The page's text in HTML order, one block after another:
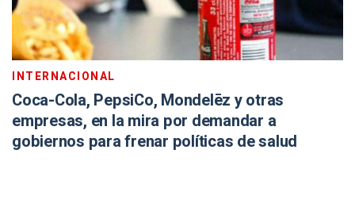
INTERNACIONAL
Coca-Cola, PepsiCo, Mondelēz y otras
empresas, en la mira por demandar a
gobiernos para frenar políticas de salud